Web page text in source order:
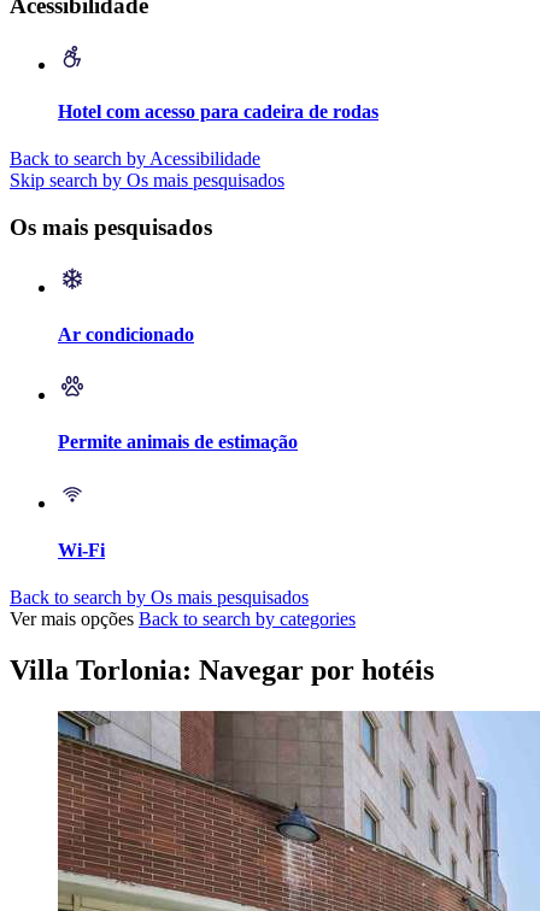
Acessibilidade
Hotel com acesso para cadeira de rodas
Back to search by Acessibilidade
Skip search by Os mais pesquisados
Os mais pesquisados
Ar condicionado
Permite animais de estimação
Wi-Fi
Back to search by Os mais pesquisados
Ver mais opções Back to search by categories
Villa Torlonia: Navegar por hotéis